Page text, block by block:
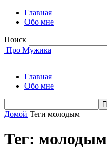
Главная
Обо мне
Поиск
Про Мужика
Главная
Обо мне
Домой Теги молодым
Тег: молодым